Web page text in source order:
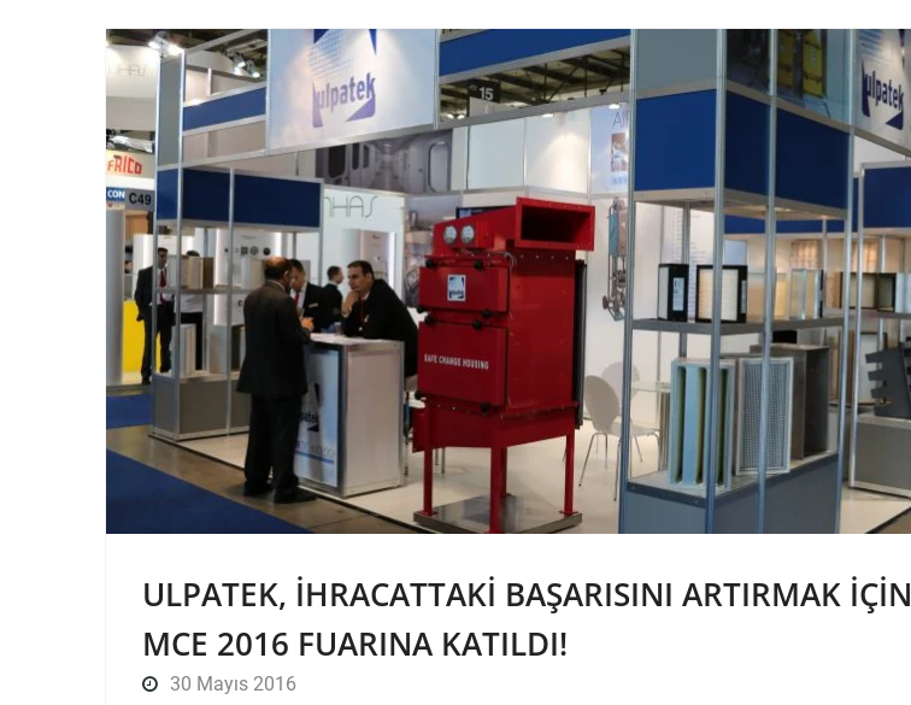
ULPATEK, İHRACATTAKI BAŞARISINI ARTIRMAK IÇIN
MCE 2016 FUARINA KATILDI!
30 Mayıs 2016